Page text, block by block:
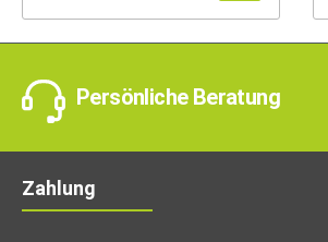
Persönliche Beratung
Zahlung